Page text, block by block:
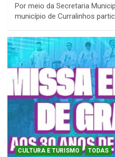
Por meio da Secretaria
município de Curralinhos
CULTURA E TURISMO TODAS